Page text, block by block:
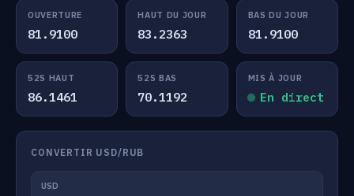
OUVERTURE
81.9100
HAUT DU JOUR
83.2363
BAS DU JOUR
81.9100
52S HAUT
86.1461
52S BAS
70.1192
MIS À JOUR
En direct
CONVERTIR USD/RUB
USD